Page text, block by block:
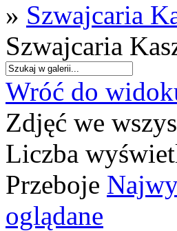
» Szwajcaria
Szwajcaria
Wróć do
Zdjęć we
Liczba
Przeboje
oglądane